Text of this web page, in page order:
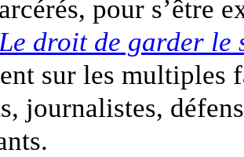
pour s’être
Le droit de garder le
sur les multiples
journalistes,